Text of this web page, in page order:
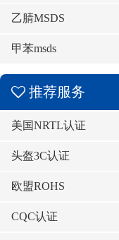
乙腈MSDS
甲苯msds
推荐服务
美国NRTL认证
头盔3C认证
欧盟ROHS
CQC认证